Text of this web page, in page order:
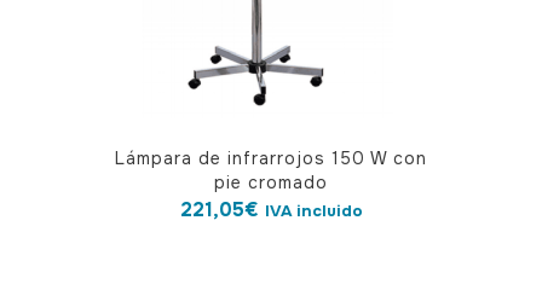
Lámpara de infrarrojos 150 W con
pie cromado
221,05€ IVA incluido